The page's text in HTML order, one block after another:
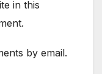
in this
by email.